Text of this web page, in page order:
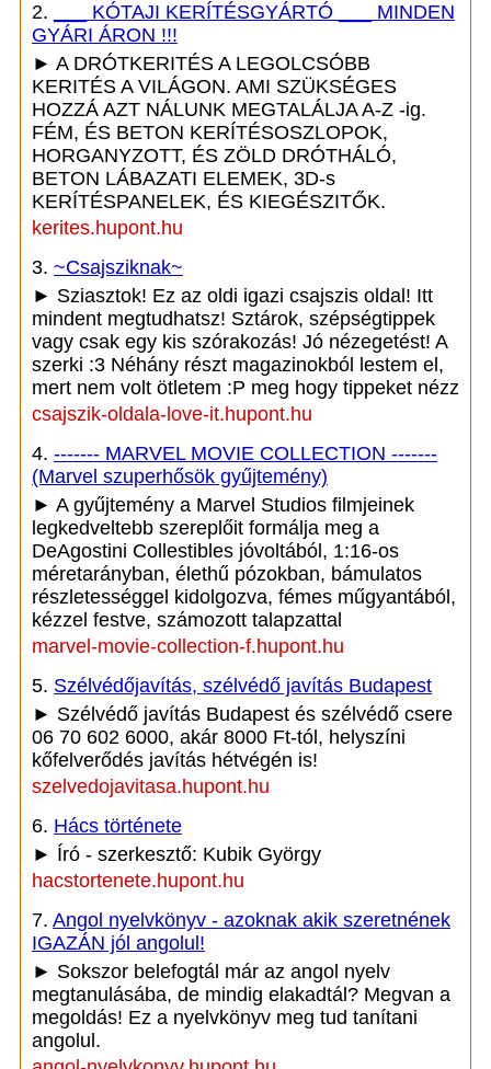
2.
___ KÓTAJI KERÍTÉSGYÁRTÓ ___ MINDEN
GYÁRI ÁRON !!!
► A DRÓTKERITÉS A LEGOLCSÓBB
KERITÉS A VILÁGON. AMI SZÜKSÉGES
HOZZÁ AZT NÁLUNK MEGTALÁLJA A-Z -ig.
FÉM, ÉS BETON KERÍTÉSOSZLOPOK,
HORGANYZOTT, ÉS ZÖLD DRÓTHÁLÓ,
BETON LÁBAZATI ELEMEK, 3D-s
KERÍTÉSPANELEK, ÉS KIEGÉSZITŐK.
kerites.hupont.hu
3. ~Csajsziknak~
► Sziasztok! Ez az oldi igazi csajszis oldal! Itt
mindent megtudhatsz! Sztárok, szépségtippek
vagy csak egy kis szórakozás! Jó nézegetést! A
szerki :3 Néhány részt magazinokból lestem el,
mert nem volt ötletem :P meg hogy tippeket nézz
csajszik-oldala-love-it.hupont.hu
4. ------- MARVEL MOVIE COLLECTION -------
(Marvel szuperhősök gyűjtemény)
► A gyűjtemény a Marvel Studios filmjeinek
legkedveltebb szereplőit formálja meg a
DeAgostini Collestibles jóvoltából, 1:16-os
méretarányban, élethű pózokban, bámulatos
részletességgel kidolgozva, fémes műgyantából,
kézzel festve, számozott talapzattal
marvel-movie-collection-f.hupont.hu
5. Szélvédőjavítás, szélvédő javítás Budapest
► Szélvédő javítás Budapest és szélvédő csere
06 70 602 6000, akár 8000 Ft-tól, helyszíni
kőfelverődés javítás hétvégén is!
szelvedojavitasa.hupont.hu
6. Hács története
► Író - szerkesztő: Kubik György
hacstortenete.hupont.hu
7. Angol nyelvkönyv - azoknak akik szeretnének
IGAZÁN jól angolul!
► Sokszor belefogtál már az angol nyelv
megtanulásába, de mindig elakadtál? Megvan a
megoldás! Ez a nyelvkönyv meg tud tanítani
angolul.